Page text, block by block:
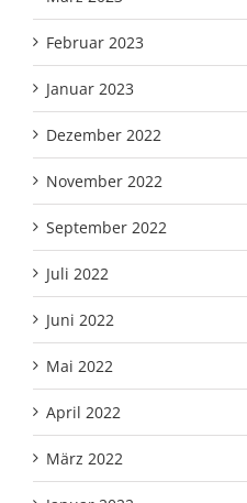
Februar 2023
Januar 2023
Dezember 2022
November 2022
September 2022
Juli 2022
Juni 2022
Mai 2022
April 2022
März 2022